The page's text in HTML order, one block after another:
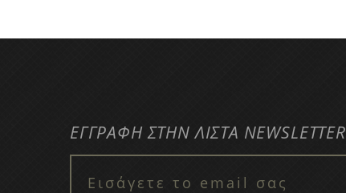
ΕΓΓΡΑΦΗ ΣΤΗΝ ΛΙΣΤΑ NEWSLETTER